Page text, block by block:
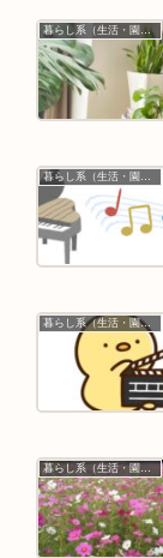
暮らし系（生活・園芸など）
暮らし系（生活・園芸など）
暮らし系（生活・園芸など）